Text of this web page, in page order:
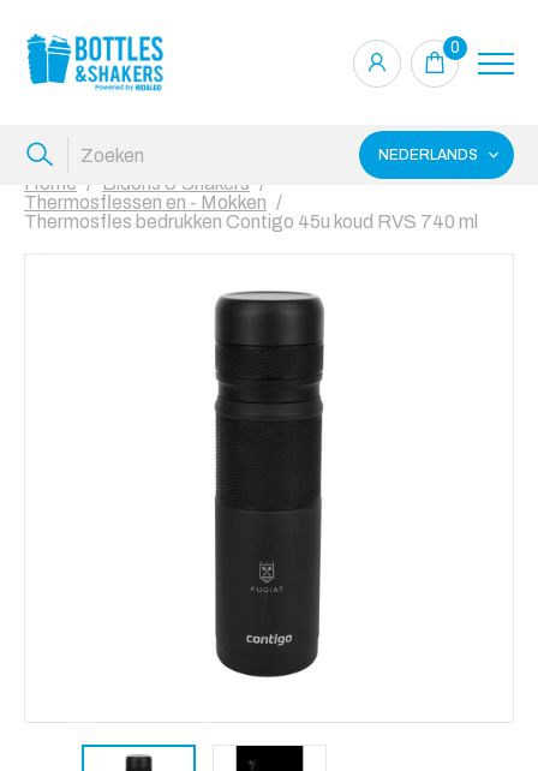
0
NEDERLANDS
Home
Bidons & Shakers
Thermosflessen en - Mokken
Thermosfles bedrukken Contigo 45u koud RVS 740 ml